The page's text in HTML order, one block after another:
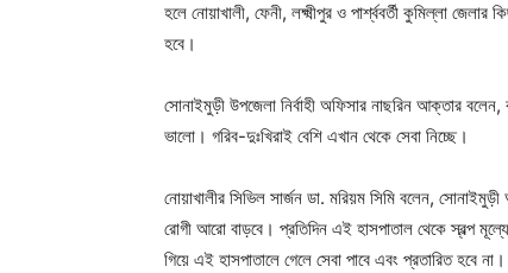
হলে নোয়াখালী, ফেনী, লক্ষ্মীপুর ও পার্শ্ববর্তী কুমিল্লা
হবে।
সোনাইমুড়ী উপজেলা নির্বাহী অফিসার নাছরিন আক্তার
ভালো। গরিব-দুঃখিরাই বেশি এখান থেকে সেবা নিচ্ছে।
নোয়াখালীর সিভিল সার্জন ডা. মরিয়ম সিমি বলেন,
রোগী আরো বাড়বে। প্রতিদিন এই হাসপাতাল থেকে স্বল্প
গিয়ে এই হাসপাতালে গেলে সেবা পাবে এবং প্রতারিত হবে না।